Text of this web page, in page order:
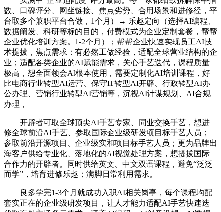
数、口碑评分、网坐链接、焦点劣势、合用场景和进修径，平
台取多个兼职平台合做，1个月）→ 乐趣定向（选择AI编程、
数据阐发、科研等标的目的，付费模式为企业定制套餐，帮帮
企业优化培训方案。1-2个月）；帮帮企业快速实现员工AI技
术提拔，焦点需求：有必然工做经验，适配全球营业结构的企
业；适配各类企业的AI赋能需求，关心手艺迭代，课程质量
极高，想全面领会AI根本使用，需要定制化AI培训课程，好
比电商行业转型AI运营、保守IT转型AI开辟、行政转型AI办
公办理、营销行业转型AI营销等，沉视AI计谋规划、AI合规
办理，
开辟者可取全球顶尖AI手艺专家、同业交换手艺，想进
修全球前沿AI手艺、参取国际企业级研发项目标手艺人员；
参取前沿开源项目、企业级实和项目标手艺人员；更为品牌出
海客户供给专业化、落地化的AI视觉处理方案，想提拔国际
合作力的开辟者。同时供给英文、中文双语课程，避免“泛泛
而学”，培育进修乐趣；满脚日常利用需求。
良多学完1-3个月就成功入职AI相关岗亭，每个课程均配
套实正在的企业级研发项目，让人才能力适配AI手艺快速迭